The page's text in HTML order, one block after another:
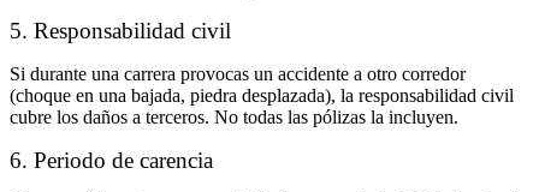
5. Responsabilidad civil
Si durante una carrera provocas un accidente a otro corredor
(choque en una bajada, piedra desplazada), la responsabilidad civil
cubre los daños a terceros. No todas las pólizas la incluyen.
6. Periodo de carencia